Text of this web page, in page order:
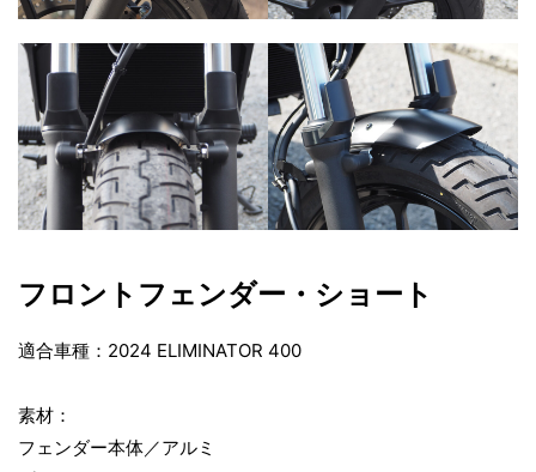
現
。
使
す
る
ア
ミ
素
材
加
工
フロントフェンダー・ショート
適合車種：2024 ELIMINATOR 400
素材：
フェンダー本体／アルミ